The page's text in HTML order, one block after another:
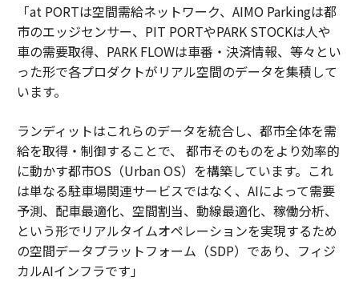
「at PORTは空間需給ネットワーク、AIMO Parkingは都
市のエッジセンサー、PIT PORTやPARK STOCKは人や
車の需要取得、PARK FLOWは車番・決済情報、等々とい
った形で各プロダクトがリアル空間のデータを集積して
います。
ランディットはこれらのデータを統合し、都市全体を需
給を取得・制御することで、 都市そのものをより効率的
に動かす都市OS（Urban OS）を構築しています。これ
は単なる駐車場関連サービスではなく、AIによって需要
予測、配車最適化、空間割当、動線最適化、稼働分析、
という形でリアルタイムオペレーションを実現するため
の空間データプラットフォーム（SDP）であり、フィジ
カルAIインフラです」